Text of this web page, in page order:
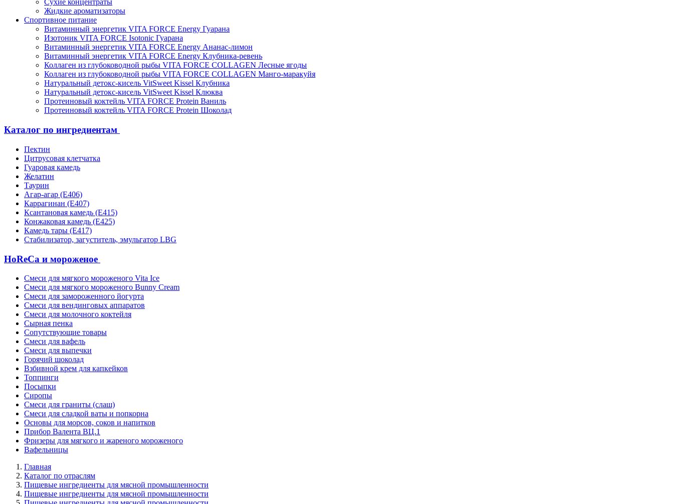
Сухие концентраты
Жидкие ароматизаторы
Спортивное питание
Витаминный энергетик VITA FORCE Energy Гуарана
Изотоник VITA FORCE Isotonic Гуарана
Витаминный энергетик VITA FORCE Energy Ананас-лимон
Витаминный энергетик VITA FORCE Energy Клубника-ревень
Коллаген из глубоководной рыбы VITA FORCE COLLAGEN Лесные ягоды
Коллаген из глубоководной рыбы VITA FORCE COLLAGEN Манго-маракуйя
Натуральный детокс-кисель VitSweet Kissel Клубника
Натуральный детокс-кисель VitSweet Kissel Клюква
Протеиновый коктейль VITA FORCE Protein Ваниль
Протеиновый коктейль VITA FORCE Protein Шоколад
Каталог по ингредиентам
Пектин
Цитрусовая клетчатка
Гуаровая камедь
Желатин
Таурин
Агар-агар (Е406)
Каррагинан (Е407)
Ксантановая камедь (Е415)
Конжаковая камедь (Е425)
Камедь тары (Е417)
Стабилизатор, загуститель, эмульгатор LBG
HoReCa и мороженое
Смеси для мягкого мороженого Vita Ice
Смеси для мягкого мороженого Bunny Cream
Смеси для замороженного йогурта
Смеси для вендинговых аппаратов
Смеси для молочного коктейля
Сырная пенка
Сопутствующие товары
Смеси для вафель
Смеси для выпечки
Горячий шоколад
Взбивной крем для капкейков
Топпинги
Посыпки
Сиропы
Смеси для граниты (слаш)
Смеси для сладкой ваты и попкорна
Основы для морсов, соков и напитков
Прибор Валента ВЦ.1
Фризеры для мягкого и жареного мороженого
Вафельницы
Главная
Каталог по отраслям
Пищевые ингредиенты для мясной промышленности
Пищевые ингредиенты для мясной промышленности